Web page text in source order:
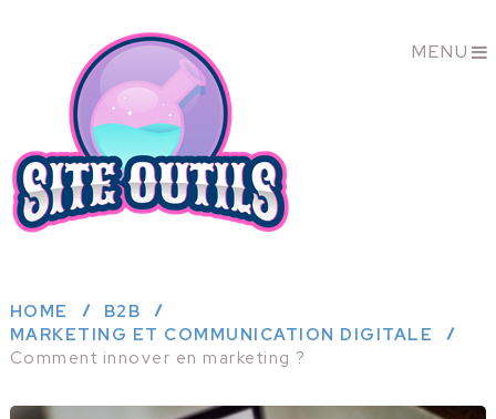
MENU
HOME
B2B
MARKETING ET COMMUNICATION DIGITALE
Comment innover en marketing ?